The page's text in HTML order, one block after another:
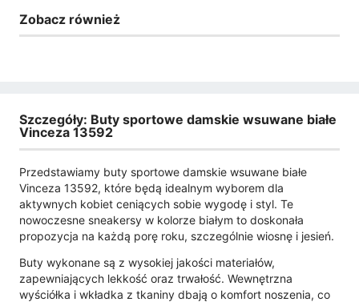
Zobacz również
Szczegóły: Buty sportowe damskie wsuwane białe
Vinceza 13592
Przedstawiamy buty sportowe damskie wsuwane białe
Vinceza 13592, które będą idealnym wyborem dla
aktywnych kobiet ceniących sobie wygodę i styl. Te
nowoczesne sneakersy w kolorze białym to doskonała
propozycja na każdą porę roku, szczególnie wiosnę i jesień.
Buty wykonane są z wysokiej jakości materiałów,
zapewniających lekkość oraz trwałość. Wewnętrzna
wyściółka i wkładka z tkaniny dbają o komfort noszenia, co